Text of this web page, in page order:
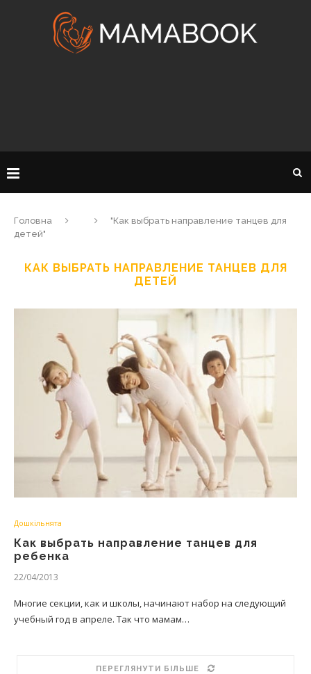
Головна
"Как выбрать направление танцев для
детей"
КАК ВЫБРАТЬ НАПРАВЛЕНИЕ ТАНЦЕВ ДЛЯ
ДЕТЕЙ
Дошкільнята
Как выбрать направление танцев для
ребенка
22/04/2013
Многие секции, как и школы, начинают набор на следующий
учебный год в апреле. Так что мамам…
ПЕРЕГЛЯНУТИ БІЛЬШЕ